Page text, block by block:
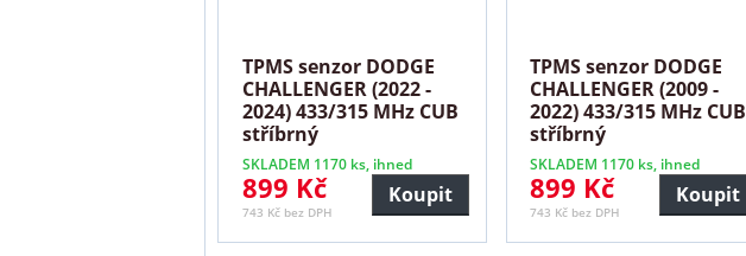
TPMS senzor DODGE
CHALLENGER (2022 -
2024) 433/315 MHz CUB
stříbrný
SKLADEM 1170 ks, ihned
899 Kč
743 Kč bez DPH
Koupit
TPMS senzor DODGE
CHALLENGER (2009 -
2022) 433/315 MHz CUB
stříbrný
SKLADEM 1170 ks, ihned
899 Kč
743 Kč bez DPH
Koupit